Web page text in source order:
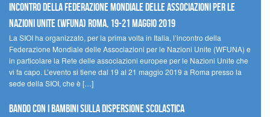
Incontro della Federazione Mondiale delle Associazioni per le
Nazioni Unite (WFUNA) Roma, 19-21 maggio 2019
La SIOI ha organizzato, per la prima volta in Italia, l’incontro della
Federazione Mondiale delle Associazioni per le Nazioni Unite (WFUNA) e
in particolare la Rete delle associazioni europee per le Nazioni Unite che
vi fa capo. L’evento si tiene dal 19 al 21 maggio 2019 a Roma presso la
sede della SIOI, che è […]
Bando Con i Bambini sulla dispersione scolastica